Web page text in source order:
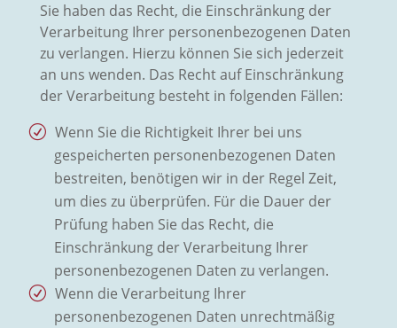
Sie haben das Recht, die Einschränkung der
Verarbeitung Ihrer personenbezogenen Daten
zu verlangen. Hierzu können Sie sich jederzeit
an uns wenden. Das Recht auf Einschränkung
der Verarbeitung besteht in folgenden Fällen:
Wenn Sie die Richtigkeit Ihrer bei uns
gespeicherten personenbezogenen Daten
bestreiten, benötigen wir in der Regel Zeit,
um dies zu überprüfen. Für die Dauer der
Prüfung haben Sie das Recht, die
Einschränkung der Verarbeitung Ihrer
personenbezogenen Daten zu verlangen.
Wenn die Verarbeitung Ihrer
personenbezogenen Daten unrechtmäßig